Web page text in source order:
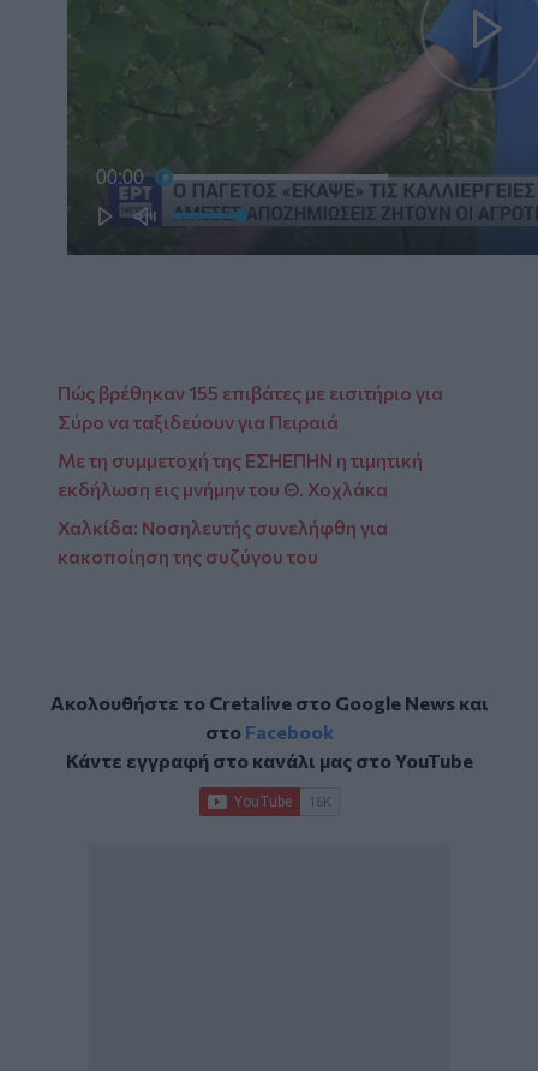
Πώς βρέθηκαν 155 επιβάτες με εισιτήριο για
Σύρο να ταξιδεύουν για Πειραιά
Με τη συμμετοχή της ΕΣΗΕΠΗΝ η τιμητική
εκδήλωση εις μνήμην του Θ. Χοχλάκα
Χαλκίδα: Νοσηλευτής συνελήφθη για
κακοποίηση της συζύγου του
Ακολουθήστε το Cretalive στο Google Newsκαι
στο Facebook
Κάντε εγγραφή στο κανάλι μας στοYouTube